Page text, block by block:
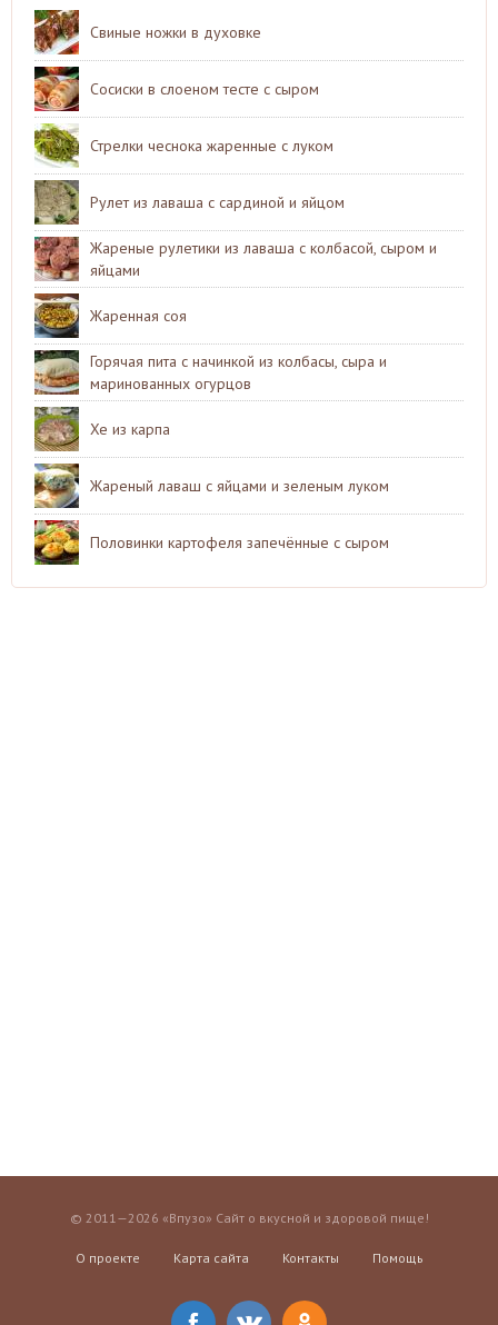
Свиные ножки в духовке
Сосиски в слоеном тесте с сыром
Стрелки чеснока жаренные с луком
Рулет из лаваша с сардиной и яйцом
Жареные рулетики из лаваша с колбасой, сыром и
яйцами
Жаренная соя
Горячая пита с начинкой из колбасы, сыра и
маринованных огурцов
Хе из карпа
Жареный лаваш с яйцами и зеленым луком
Половинки картофеля запечённые с сыром
© 2011—2026 «Впузо» Сайт о вкусной и здоровой пище!
О проекте Карта сайта Контакты Помощь